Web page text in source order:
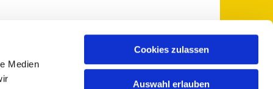
Medien
Cookies zulassen
Auswahl erlauben
0 pfarramt@sankt-otto.de